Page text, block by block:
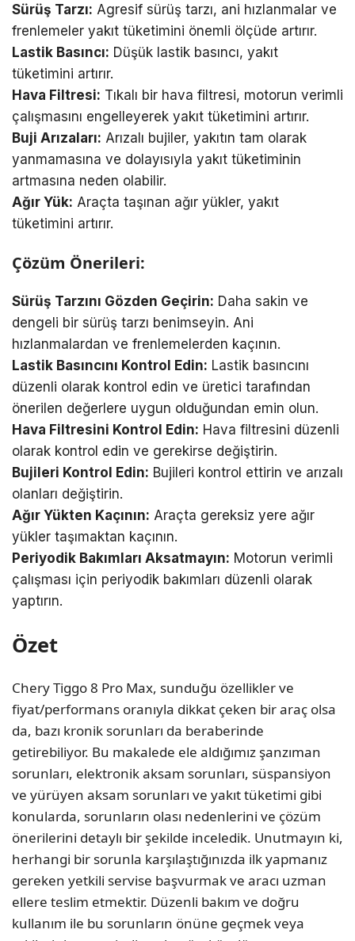
Sürüş Tarzı: Agresif sürüş tarzı, ani hızlanmalar ve
frenlemeler yakıt tüketimini önemli ölçüde artırır.
Lastik Basıncı: Düşük lastik basıncı, yakıt
tüketimini artırır.
Hava Filtresi: Tıkalı bir hava filtresi, motorun verimli
çalışmasını engelleyerek yakıt tüketimini artırır.
Buji Arızaları: Arızalı bujiler, yakıtın tam olarak
yanmamasına ve dolayısıyla yakıt tüketiminin
artmasına neden olabilir.
Ağır Yük: Araçta taşınan ağır yükler, yakıt
tüketimini artırır.
Çözüm Önerileri:
Sürüş Tarzını Gözden Geçirin: Daha sakin ve
dengeli bir sürüş tarzı benimseyin. Ani
hızlanmalardan ve frenlemelerden kaçının.
Lastik Basıncını Kontrol Edin: Lastik basıncını
düzenli olarak kontrol edin ve üretici tarafından
önerilen değerlere uygun olduğundan emin olun.
Hava Filtresini Kontrol Edin: Hava filtresini düzenli
olarak kontrol edin ve gerekirse değiştirin.
Bujileri Kontrol Edin: Bujileri kontrol ettirin ve arızalı
olanları değiştirin.
Ağır Yükten Kaçının: Araçta gereksiz yere ağır
yükler taşımaktan kaçının.
Periyodik Bakımları Aksatmayın: Motorun verimli
çalışması için periyodik bakımları düzenli olarak
yaptırın.
Özet
Chery Tiggo 8 Pro Max, sunduğu özellikler ve
fiyat/performans oranıyla dikkat çeken bir araç olsa
da, bazı kronik sorunları da beraberinde
getirebiliyor. Bu makalede ele aldığımız şanzıman
sorunları, elektronik aksam sorunları, süspansiyon
ve yürüyen aksam sorunları ve yakıt tüketimi gibi
konularda, sorunların olası nedenlerini ve çözüm
önerilerini detaylı bir şekilde inceledik. Unutmayın ki,
herhangi bir sorunla karşılaştığınızda ilk yapmanız
gereken yetkili servise başvurmak ve aracı uzman
ellere teslim etmektir. Düzenli bakım ve doğru
kullanım ile bu sorunların önüne geçmek veya